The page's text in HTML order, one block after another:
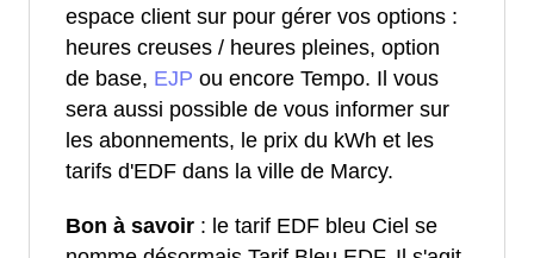
espace client sur pour gérer vos options :
heures creuses / heures pleines, option
de base, EJP ou encore Tempo. Il vous
sera aussi possible de vous informer sur
les abonnements, le prix du kWh et les
tarifs d'EDF dans la ville de Marcy.
Bon à savoir : le tarif EDF bleu Ciel se